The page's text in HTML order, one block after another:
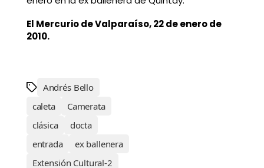
El Mercurio de Valparaíso, 22 de enero de
2010.
Andrés Bello
caleta
Camerata
clásica
docta
entrada
ex ballenera
Extensión Cultural-2